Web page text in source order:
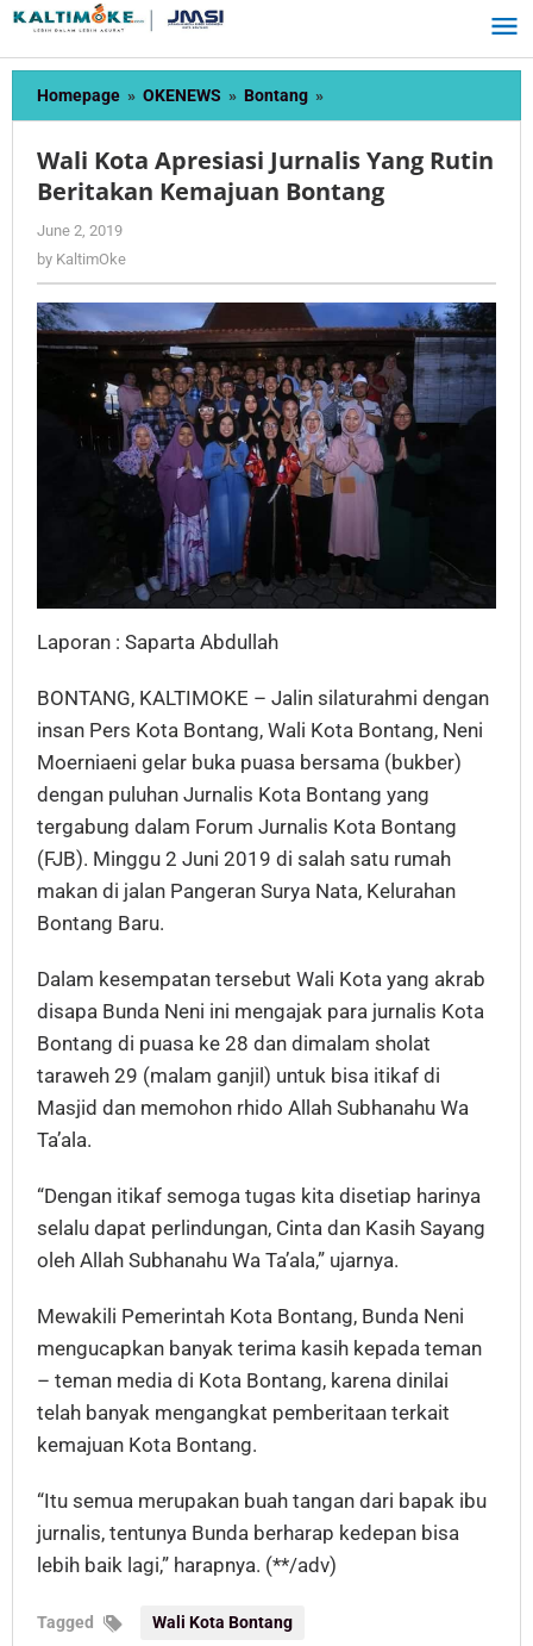
Skip
content
Homepage » OKENEWS » Bontang »
Kota
Jurnalis
Yang
Wali Kota Apresiasi Jurnalis Yang Rutin
Beritakan Kemajuan Bontang
June 2, 2019
by KaltimOke
Laporan : Saparta Abdullah
BONTANG, KALTIMOKE – Jalin silaturahmi dengan
insan Pers Kota Bontang, Wali Kota Bontang, Neni
Moerniaeni gelar buka puasa bersama (bukber)
dengan puluhan Jurnalis Kota Bontang yang
tergabung dalam Forum Jurnalis Kota Bontang
(FJB). Minggu 2 Juni 2019 di salah satu rumah
makan di jalan Pangeran Surya Nata, Kelurahan
Bontang Baru.
Dalam kesempatan tersebut Wali Kota yang akrab
disapa Bunda Neni ini mengajak para jurnalis Kota
Bontang di puasa ke 28 dan dimalam sholat
taraweh 29 (malam ganjil) untuk bisa itikaf di
Masjid dan memohon rhido Allah Subhanahu Wa
Ta’ala.
“Dengan itikaf semoga tugas kita disetiap harinya
selalu dapat perlindungan, Cinta dan Kasih Sayang
oleh Allah Subhanahu Wa Ta’ala,” ujarnya.
Mewakili Pemerintah Kota Bontang, Bunda Neni
mengucapkan banyak terima kasih kepada teman
– teman media di Kota Bontang, karena dinilai
telah banyak mengangkat pemberitaan terkait
kemajuan Kota Bontang.
“Itu semua merupakan buah tangan dari bapak ibu
jurnalis, tentunya Bunda berharap kedepan bisa
lebih baik lagi,” harapnya. (**/adv)
Tagged Wali Kota Bontang